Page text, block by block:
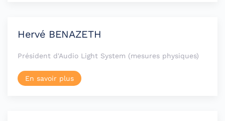
Hervé BENAZETH
Président d'Audio Light System (mesures physiques)
En savoir plus